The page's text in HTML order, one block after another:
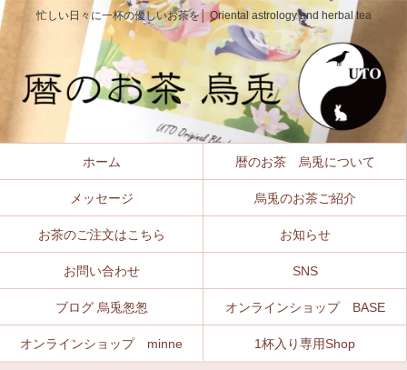
忙しい日々に一杯の優しいお茶を│ Oriental astrology and herbal tea
ホーム 暦のお茶 烏兎について
メッセージ 烏兎のお茶ご紹介
お茶のご注文はこちら お知らせ
お問い合わせ SNS
ブログ 烏兎怱怱 オンラインショップ BASE
オンラインショップ minne 1杯入り専用Shop